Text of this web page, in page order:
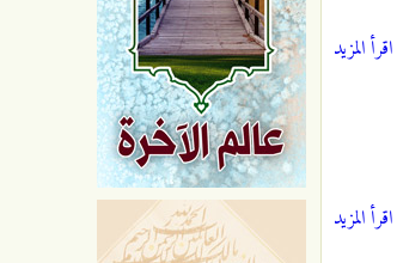
اقرأ المزيد
اقرأ المزيد